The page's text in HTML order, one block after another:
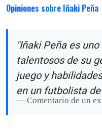
Opiniones sobre Iñaki Peña
"Iñaki Peña es
talentosos de su
juego y
en un futbolista
Comentario de un